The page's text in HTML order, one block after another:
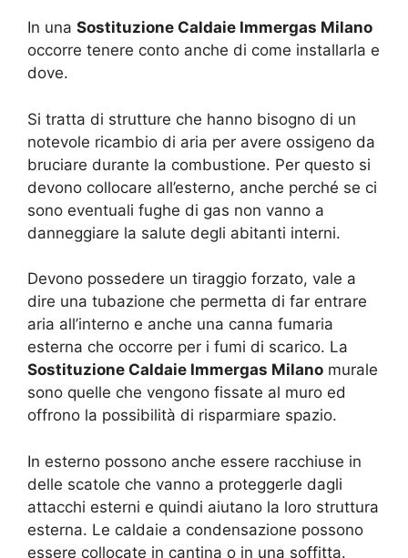
In una Sostituzione Caldaie Immergas Milano
occorre tenere conto anche di come installarla e
dove.
Si tratta di strutture che hanno bisogno di un
notevole ricambio di aria per avere ossigeno da
bruciare durante la combustione. Per questo si
devono collocare all’esterno, anche perché se ci
sono eventuali fughe di gas non vanno a
danneggiare la salute degli abitanti interni.
Devono possedere un tiraggio forzato, vale a
dire una tubazione che permetta di far entrare
aria all’interno e anche una canna fumaria
esterna che occorre per i fumi di scarico. La
Sostituzione Caldaie Immergas Milano murale
sono quelle che vengono fissate al muro ed
offrono la possibilità di risparmiare spazio.
In esterno possono anche essere racchiuse in
delle scatole che vanno a proteggerle dagli
attacchi esterni e quindi aiutano la loro struttura
esterna. Le caldaie a condensazione possono
essere collocate in cantina o in una soffitta.